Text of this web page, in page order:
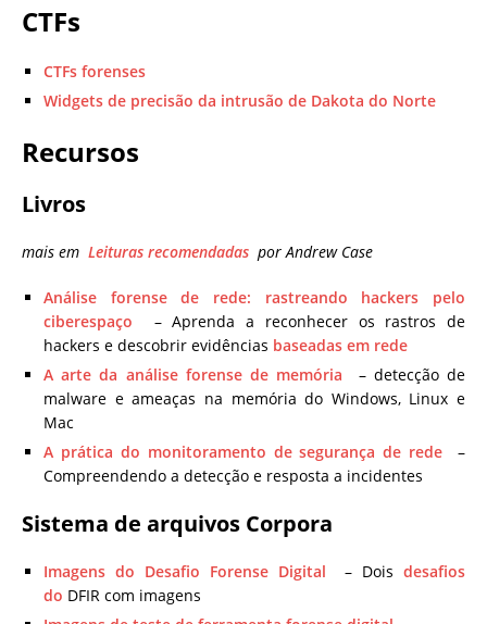
CTFs
CTFs forenses
Widgets de precisão da intrusão de Dakota do Norte
Recursos
Livros
mais em Leituras recomendadas por Andrew Case
Análise forense de rede: rastreando hackers pelo
ciberespaço – Aprenda a reconhecer os rastros de
hackers e descobrir evidências baseadas em rede
A arte da análise forense de memória – detecção de
malware e ameaças na memória do Windows, Linux e
Mac
A prática do monitoramento de segurança de rede –
Compreendendo a detecção e resposta a incidentes
Sistema de arquivos Corpora
Imagens do Desafio Forense Digital – Dois desafios
do DFIR com imagens